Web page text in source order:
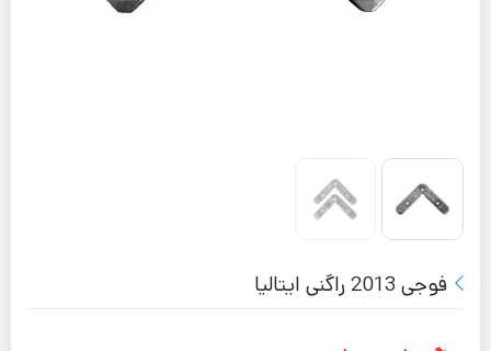
فوجی 2013 راگنی ایتالیا